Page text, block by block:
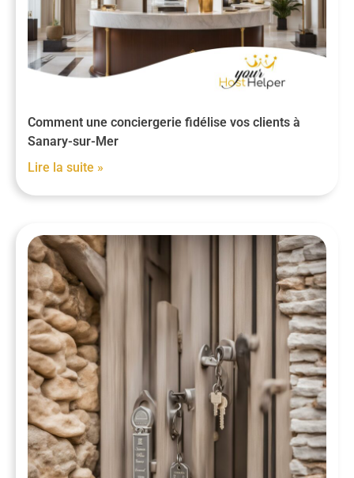
Comment une conciergerie fidélise vos clients à
Sanary-sur-Mer
Lire la suite »